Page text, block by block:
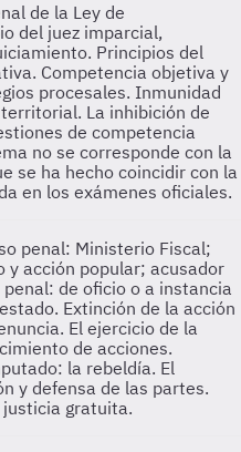
de la Ley de
del juez imparcial,
Principios del
Competencia objetiva y
procesales. Inmunidad
La inhibición de
de competencia
no se corresponde con la
se ha hecho coincidir con la
en los exámenes oficiales.
penal: Ministerio Fiscal;
acción popular; acusador
de oficio o a instancia
Extinción de la acción
El ejercicio de la
de acciones.
la rebeldía. El
y defensa de las partes.
justicia gratuita.